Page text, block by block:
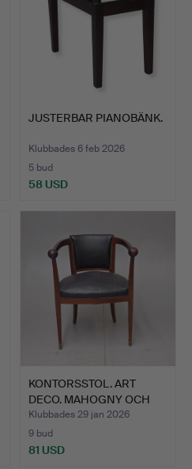
JUSTERBAR PIANOBÄNK.
Klubbades 6 feb 2026
5 bud
58 USD
KONTORSSTOL. ART
DECO. MAHOGNY OCH
LÄDERKL…
Klubbades 29 jan 2026
9 bud
81 USD